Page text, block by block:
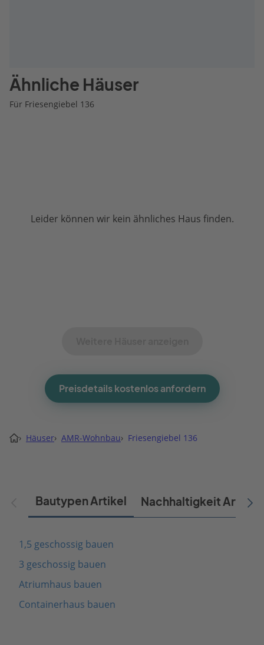
Ähnliche Häuser
Für Friesengiebel 136
Leider können wir kein ähnliches Haus finden.
Preisdetails kostenlos anfordern
› Häuser› AMR-Wohnbau› Friesengiebel 136
Bautypen Artikel Nachhaltigkeit Artikel
1,5 geschossig bauen
3 geschossig bauen
Atriumhaus bauen
Containerhaus bauen